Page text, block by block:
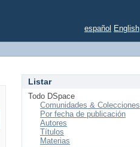
español English
Listar
Todo DSpace
Comunidades & Colecciones
Por fecha de publicación
Autores
Títulos
Materias